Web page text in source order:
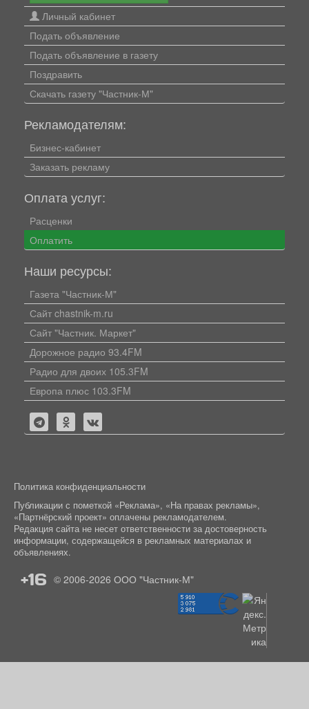
Личный кабинет
Подать объявление
Подать объявление в газету
Поздравить
Скачать газету "Частник-М"
Рекламодателям:
Бизнес-кабинет
Заказать рекламу
Оплата услуг:
Расценки
Оплатить
Наши ресурсы:
Газета "Частник-М"
Сайт chastnik-m.ru
Сайт "Частник. Маркет"
Дорожное радио 93.4FM
Радио для двоих 105.3FM
Европа плюс 103.3FM
Политика конфиденциальности
Публикации с пометкой «Реклама», «На правах рекламы»,
«Партнёрский проект» оплачены рекламодателем.
Редакция сайта не несет ответственности за достоверность
информации, содержащейся в рекламных материалах и
объявлениях.
+16 © 2006-2026 ООО "Частник-М"